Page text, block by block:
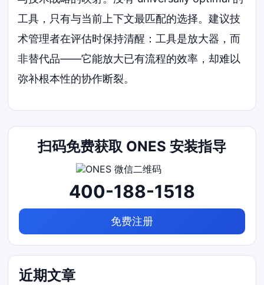
工具，只有与当前上下文最匹配的选择。建议技
术管理者在评估时保持清醒：工具是放大器，而
非替代品——它能放大已有流程的效率，却难以
弥补根本性的协作断裂。
扫码免费获取 ONES 安装指导
400-188-1518
免费注册
近期文章